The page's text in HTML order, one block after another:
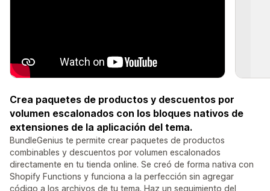
Crea paquetes de productos y descuentos por
volumen escalonados con los bloques nativos de
extensiones de la aplicación del tema.
BundleGenius te permite crear paquetes de productos
combinables y descuentos por volumen escalonados
directamente en tu tienda online. Se creó de forma nativa con
Shopify Functions y funciona a la perfección sin agregar
código a los archivos de tu tema. Haz un seguimiento del